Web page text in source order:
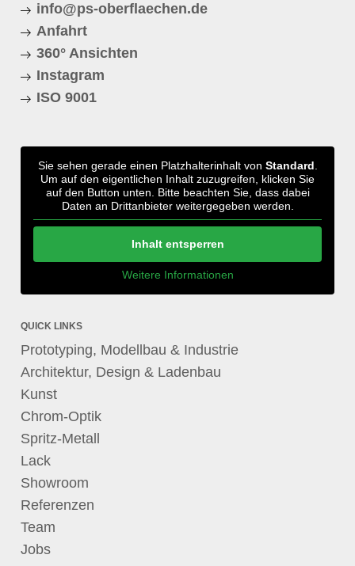
info@ps-oberflaechen.de
Anfahrt
360° Ansichten
Instagram
ISO 9001
Sie sehen gerade einen Platzhalterinhalt von Standard
Um auf den eigentlichen Inhalt zuzugreifen, klicken Sie
auf den Button unten. Bitte beachten Sie, dass dabei
Daten an Drittanbieter weitergegeben werden.
Inhalt entsperren
Weitere Informationen
QUICK LINKS
Prototyping, Modellbau & Industrie
Architektur, Design & Ladenbau
Kunst
Chrom-Optik
Spritz-Metall
Lack
Showroom
Referenzen
Team
Jobs